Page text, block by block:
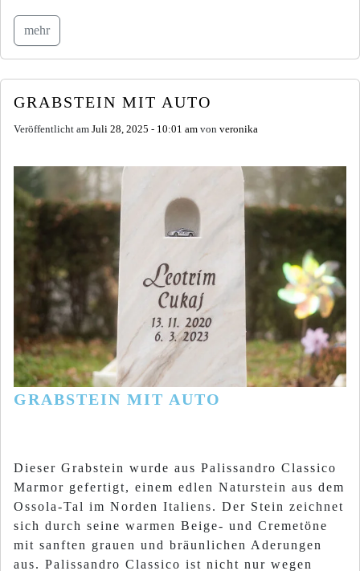
mehr
GRABSTEIN MIT AUTO
Veröffentlicht am Juli 28, 2025 - 10:01 am von veronika
GRABSTEIN MIT AUTO
Dieser Grabstein wurde aus Palissandro Classico
Marmor gefertigt, einem edlen Naturstein aus dem
Ossola-Tal im Norden Italiens. Der Stein zeichnet
sich durch seine warmen Beige- und Cremetöne
mit sanften grauen und bräunlichen Aderungen
aus. Palissandro Classico ist nicht nur wegen